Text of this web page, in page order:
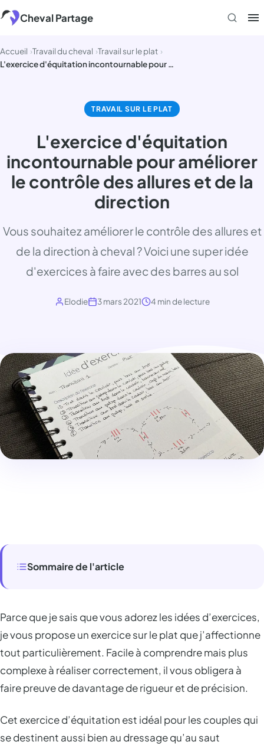
Aller
au
Cheval Partage
Accueil Travail du cheval Travail sur le plat
L'exercice d'équitation incontournable pour améliorer le contrôle des allures et de la direction
TRAVAIL SUR LE PLAT
L'exercice d'équitation
incontournable pour améliorer
le contrôle des allures et de la
direction
Vous souhaitez améliorer le contrôle des allures et
de la direction à cheval ? Voici une super idée
d'exercices à faire avec des barres au sol
Elodie 3 mars 2021 4 min de lecture
Sommaire de l'article
Parce que je sais que vous adorez les idées d’exercices,
je vous propose un exercice sur le plat que j’affectionne
tout particulièrement. Facile à comprendre mais plus
complexe à réaliser correctement, il vous obligera à
faire preuve de davantage de rigueur et de précision.
Cet exercice d’équitation est idéal pour les couples qui
se destinent aussi bien au dressage qu’au saut